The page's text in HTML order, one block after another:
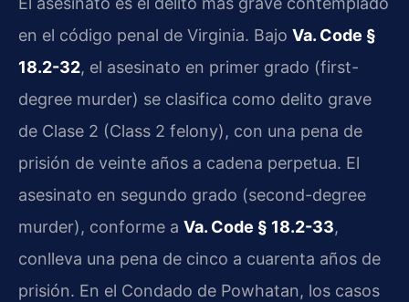
en el código penal de Virginia. Bajo Va. Code §
18.2-32, el asesinato en primer grado (first-
degree murder) se clasifica como delito grave
de Clase 2 (Class 2 felony), con una pena de
prisión de veinte años a cadena perpetua. El
asesinato en segundo grado (second-degree
murder), conforme a Va. Code § 18.2-33,
conlleva una pena de cinco a cuarenta años de
prisión. En el Condado de Powhatan, los casos